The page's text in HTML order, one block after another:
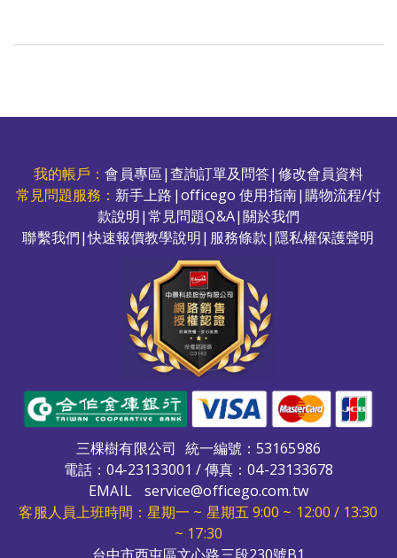
我的帳戶：會員專區|查詢訂單及問答| 修改會員資料
常見問題服務： 新手上路 |officego 使用指南|購物流程/付
款說明|常見問題Q&A|關於我們
聯繫我們|快速報價教學說明| 服務條款|隱私權保護聲明
三棵樹有限公司 統一編號：53165986
電話： 04-23133001 / 傳真：04-23133678
EMAIL
service@officego.com.tw
客服人員上班時間：星期一 ~ 星期五 9:00 ~ 12:00 / 13:30
~ 17:30